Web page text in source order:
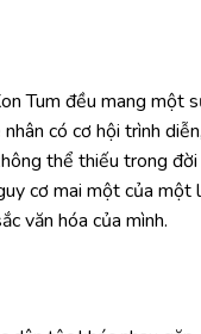
Tum đều mang một
có cơ hội trình
thể thiếu trong
cơ mai một của
văn hóa của mình.